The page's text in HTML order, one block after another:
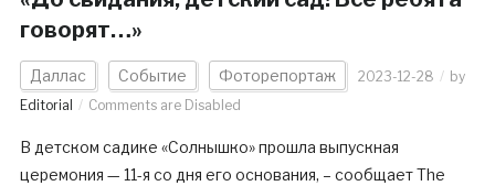
говорят…»
Даллас Событие Фоторепортаж 2023-12-28
by
Editorial
Comments are Disabled
В детском садике «Солнышко» прошла выпускная
церемония — 11-я со дня его основания, – сообщает The